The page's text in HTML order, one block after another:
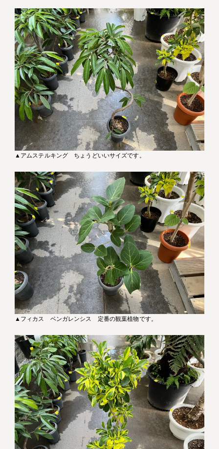
▲アムステルキング ちょうどいいサイズです。
▲フィカス ベンガレンシス 定番の観葉植物です。